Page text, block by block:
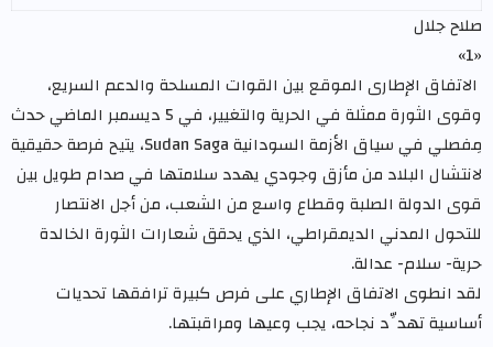
صلاح جلال
«1»
الاتفاق الإطارى الموقع بين القوات المسلحة والدعم السريع،
وقوى الثورة ممثلة في الحرية والتغيير، في 5 ديسمبر الماضي حدث
مِفصلي في سياق الأزمة السودانية Sudan Saga، يتيح فرصة حقيقية
لانتشال البلاد من مأزق وجودي يهدد سلامتها في صدام طويل بين
قوى الدولة الصلبة وقطاع واسع من الشعب، من أجل الانتصار
للتحول المدني الديمقراطي، الذي يحقق شعارات الثورة الخالدة
حرية- سلام- عدالة.
لقد انطوى الاتفاق الإطاري على فرص كبيرة ترافقها تحديات
أساسية تهدِّد نجاحه، يجب وعيها ومراقبتها.